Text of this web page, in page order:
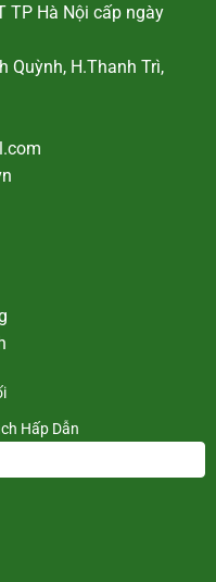
TP Hà Nội cấp ngày
Quỳnh, H.Thanh Trì,
Hấp Dẫn